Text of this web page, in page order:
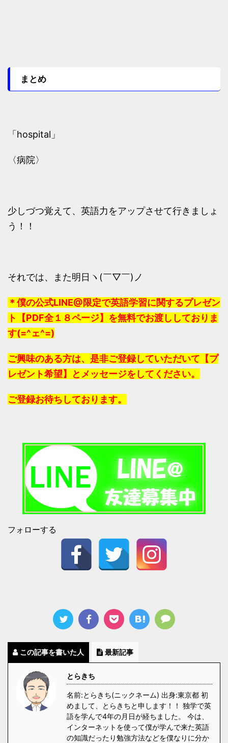
まとめ
「hospital」
〈病院〉
少しづつ覚えて、英語力をアップさせて行きましょ
う！！
それでは、また明日ヽ(￣▽￣)ノ
＊僕の公式LINE@限定で英語学習に関するプレゼン
ト【PDF全１８ページ】を無料でお渡ししておりま
す(=^ェ^=)
ご興味のある方は、是非ご登録していただいて【プ
レゼント希望】とメッセージをしてください。
ご登録お待ちしております。
フォローする
この記事を書いた人 最新記事
とらきち
名前:とらきち(ニックネーム) 出身:東京都 初
めまして、とらきちと申します！！ 独学で英
語を学んで4年の月日が経ちました。 今は、
インターネットを使って僕が学んで来た英語
の知識だったり勉強方法などを僕なりに分か